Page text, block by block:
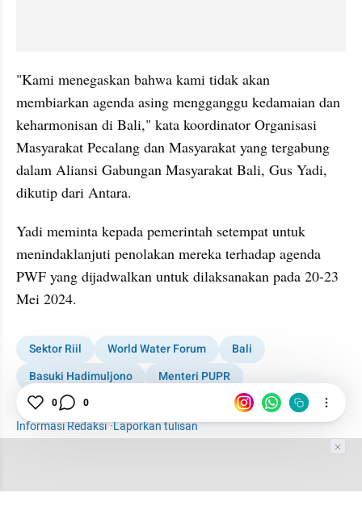
"Kami menegaskan bahwa kami tidak akan
membiarkan agenda asing mengganggu kedamaian dan
keharmonisan di Bali," kata koordinator Organisasi
Masyarakat Pecalang dan Masyarakat yang tergabung
dalam Aliansi Gabungan Masyarakat Bali, Gus Yadi,
dikutip dari Antara.
Yadi meminta kepada pemerintah setempat untuk
menindaklanjuti penolakan mereka terhadap agenda
PWF yang dijadwalkan untuk dilaksanakan pada 20-23
Mei 2024.
Sektor Riil World Water Forum
Bali
Basuki Hadimuljono
Menteri PUPR
Kementerian PUPR
Informasi Redaksi·Laporkan tulisan
0 0